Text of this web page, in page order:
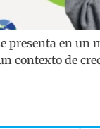
presenta en
contexto de